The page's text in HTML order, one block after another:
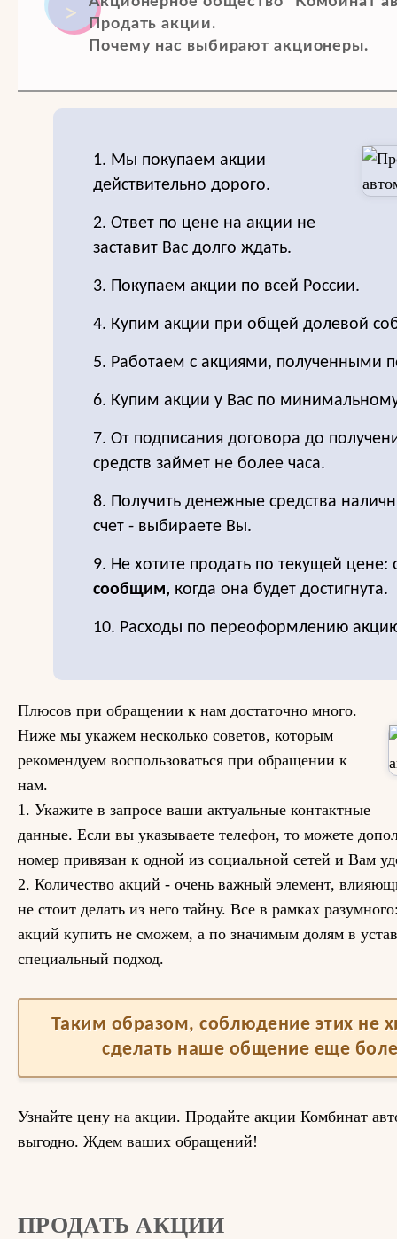
Продать акции.
Почему нас выбирают акционеры.
1. Мы покупаем акции
действительно дорого.
2. Ответ по цене на акции не
заставит Вас долго ждать.
3. Покупаем акции по всей России.
4. Купим акции при общей долевой
5. Работаем с акциями, полученными
6. Купим акции у Вас по
7. От подписания договора до
средств займет не более часа.
8. Получить денежные средства
счет - выбираете Вы.
9. Не хотите продать по текущей цене:
сообщим, когда она будет достигнута.
10. Расходы по переоформлению
Плюсов при обращении к нам достаточно много.
Ниже мы укажем несколько советов, которым
рекомендуем воспользоваться при обращении к
нам.
1. Укажите в запросе ваши актуальные контактные
данные. Если вы указываете телефон, то можете
номер привязан к одной из социальной сетей и Вам
2. Количество акций - очень важный элемент,
не стоит делать из него тайну. Все в рамках
акций купить не сможем, а по значимым долям в
специальный подход.
Таким образом, соблюдение этих не
сделать наше общение еще
Узнайте цену на акции. Продайте акции Комбинат
выгодно. Ждем ваших обращений!
ПРОДАТЬ АКЦИИ